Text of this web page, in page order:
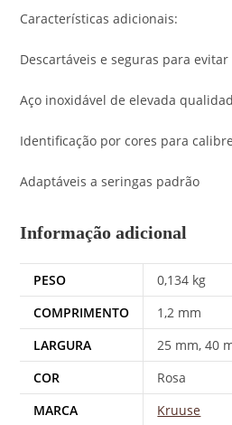
Características adicionais:
Descartáveis e seguras para
Aço inoxidável de elevada
Identificação por cores para
Adaptáveis a seringas padrão
Informação adicional
PESO
0,134 kg
COMPRIMENTO
1,2 mm
LARGURA
25 mm, 40
COR
Rosa
MARCA
Kruuse